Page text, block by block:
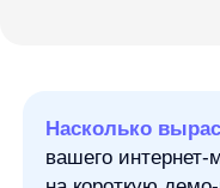
Аналитика поиска
перед интеграцией